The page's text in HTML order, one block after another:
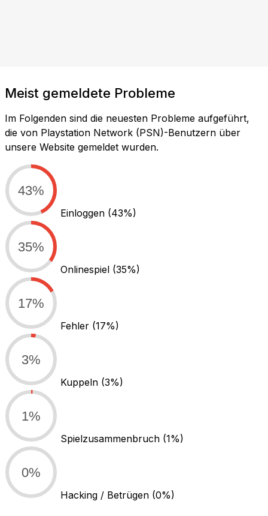
Meist gemeldete Probleme
Im Folgenden sind die neuesten Probleme aufgeführt,
die von Playstation Network (PSN)-Benutzern über
unsere Website gemeldet wurden.
43%
Einloggen (43%)
35%
Onlinespiel (35%)
17%
Fehler (17%)
3%
Kuppeln (3%)
1%
Spielzusammenbruch (1%)
0%
Hacking / Betrügen (0%)